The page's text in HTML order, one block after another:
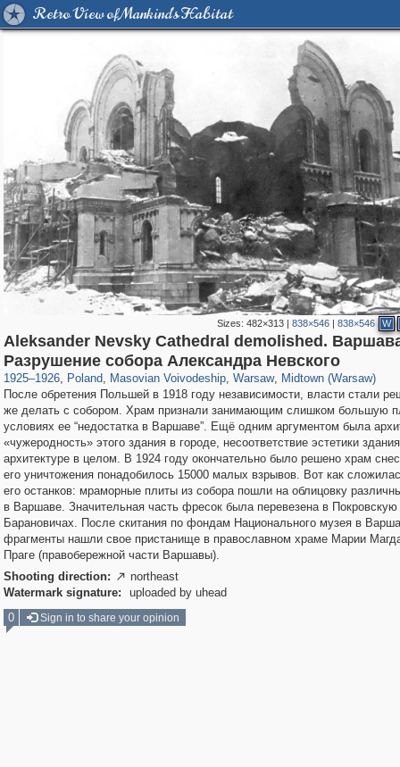
Retro View of Mankind's Habitat
Sizes:482×313 |838×546 |838×546 W
Aleksander Nevsky Cathedral demolished.
Разрушение собора Александра Невского
1925–1926, Poland
15,558 342
, Masovian Voivodeship
4,326 88
, Warsaw
3,871 80
, Midtown (Warsaw)
3,042 66
После обретения Польшей в 1918 году независимости, власти стали
же делать с собором. Храм признали занимающим слишком большую
условиях ее “недостатка в Варшаве”. Ещё одним аргументом была
«чужеродность» этого здания в городе, несоответствие эстетики
архитектуре в целом. В 1924 году окончательно было решено храм
его уничтожения понадобилось 15000 малых взрывов. Вот как
его останков: мраморные плиты из собора пошли на облицовку
в Варшаве. Значительная часть фресок была перевезена в Покровскую
Барановичах. После скитания по фондам Национального музея в
фрагменты нашли свое пристанище в православном храме Марии
Праге (правобережной части Варшавы).
Shooting direction:  northeast
Watermark signature:
uploaded by uhead
0
Sign in to share your opinion